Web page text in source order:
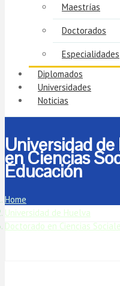
Maestrías
Doctorados
Especialidades
Diplomados
Universidades
Noticias
Universidad
en Ciencias
Educación
Home
Universidad de Huelva
Doctorado en Ciencias